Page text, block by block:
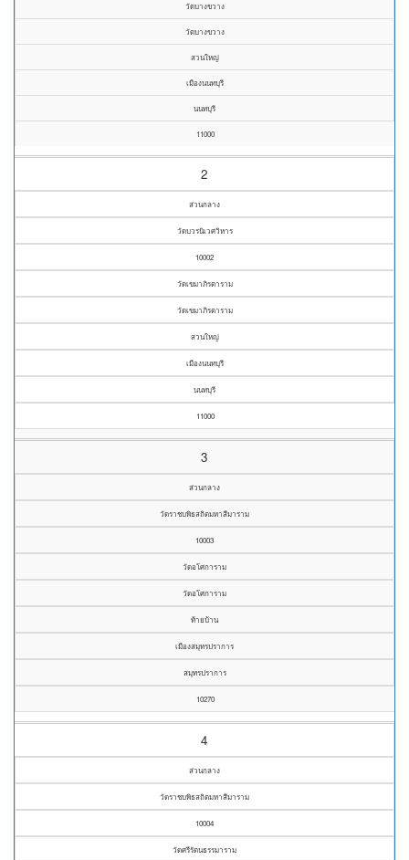
วัดบางขวาง
วัดบางขวาง
สวนใหญ่
เมืองนนทบุรี
นนทบุรี
11000
2
ส่วนกลาง
วัดบวรนิเวศวิหาร
10002
วัดเขมาภิรตาราม
วัดเขมาภิรตาราม
สวนใหญ่
เมืองนนทบุรี
นนทบุรี
11000
3
ส่วนกลาง
วัดราชบพิธสถิตมหาสีมาราม
10003
วัดอโศการาม
วัดอโศการาม
ท้ายบ้าน
เมืองสมุทรปราการ
สมุทรปราการ
10270
4
ส่วนกลาง
วัดราชบพิธสถิตมหาสีมาราม
10004
วัดศรีรัตนธรรมาราม